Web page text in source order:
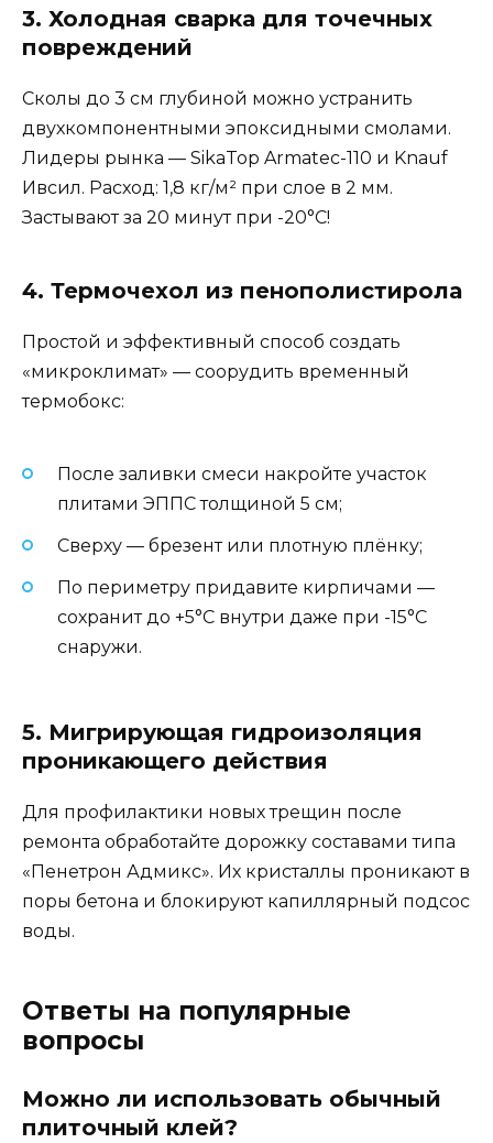
3. Холодная сварка для точечных
повреждений
Сколы до 3 см глубиной можно устранить
двухкомпонентными эпоксидными смолами.
Лидеры рынка — SikaTop Armatec-110 и Knauf
Ивсил. Расход: 1,8 кг/м² при слое в 2 мм.
Застывают за 20 минут при -20°C!
4. Термочехол из пенополистирола
Простой и эффективный способ создать
«микроклимат» — соорудить временный
термобокс:
После заливки смеси накройте участок
плитами ЭППС толщиной 5 см;
Сверху — брезент или плотную плёнку;
По периметру придавите кирпичами —
сохранит до +5°C внутри даже при -15°C
снаружи.
5. Мигрирующая гидроизоляция
проникающего действия
Для профилактики новых трещин после
ремонта обработайте дорожку составами типа
«Пенетрон Адмикс». Их кристаллы проникают в
поры бетона и блокируют капиллярный подсос
воды.
Ответы на популярные
вопросы
Можно ли использовать обычный
плиточный клей?